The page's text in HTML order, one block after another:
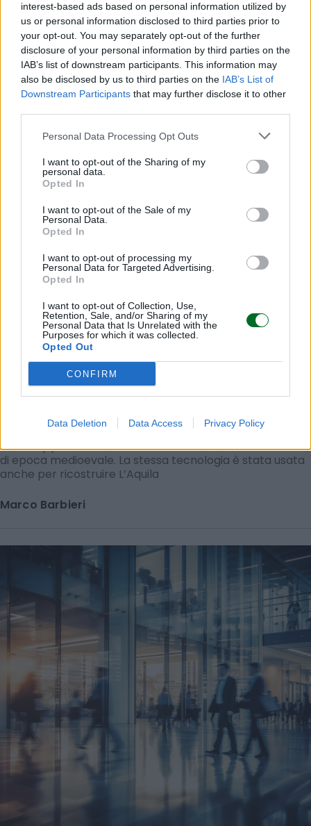
interest-based ads based on personal information utilized by
us or personal information disclosed to third parties prior to
your opt-out. You may separately opt-out of the further
disclosure of your personal information by third parties on the
IAB’s list of downstream participants. This information may
also be disclosed by us to third parties on the IAB’s List of
Downstream Participants that may further disclose it to other
Personal Data Processing Opt Outs
I want to opt-out of the Sharing of my
personal data.
Opted In
I want to opt-out of the Sale of my
Personal Data.
Opted In
I want to opt-out of processing my
Personal Data for Targeted Advertising.
Opted In
I want to opt-out of Collection, Use,
Retention, Sale, and/or Sharing of my
Personal Data that Is Unrelated with the
Purposes for which it was collected.
Opted Out
CONFIRM
Data Deletion Data Access Privacy Policy
MUTUI E CASA
Boom di stranieri a caccia di case in Italia:
l'identikit dell'alloggio dei sogni
La domanda più forte arriva dagli Usa. Crescono piccoli
borghi, Maremma, Monferrato e Lunigiana. il 44% spende
meno di 100 mila euro
MUTUI E CASA
Italia gran maestra del salvataggio di
immobili storici distrutti dal sisma
La Ingenium di Foligno è stata premiata dall’Università di
Berkeley per l’intervento sul Palazzo Comunale di Norcia,
di epoca medioevale. La stessa tecnologia è stata usata
anche per ricostruire L’Aquila
Marco Barbieri